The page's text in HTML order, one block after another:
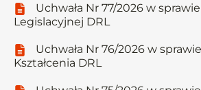
Uchwała Nr 77/2026 w
Legislacyjnej DRL
Uchwała Nr 76/2026 w
Kształcenia DRL